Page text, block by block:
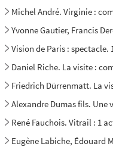
Michel André. Virginie :
Yvonne Gautier, Francis
Vision de Paris : spectacle.
Daniel Riche. La visite :
Friedrich Dürrenmatt. La
Alexandre Dumas fils. Une
René Fauchois. Vitrail : 1
Eugène Labiche, Édouard